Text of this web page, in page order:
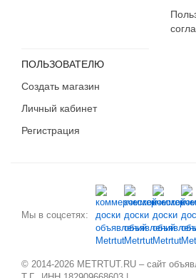
ПОЛЬЗОВАТЕЛЮ
Создать магазин
Личный кабинет
Регистрация
Мы в соцсетях:
© 2014-2026 METRTUT.RU – сайт